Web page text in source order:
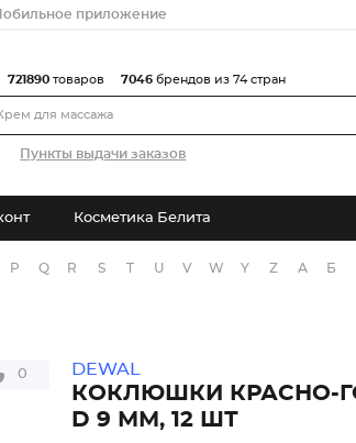
приложение
Пункты выдачи заказов
721890 товаров 7046 брендов из 74 стран
Косметика Белита
P Q R S T U V W Y Z А Б
0 DEWAL
КОКЛЮШКИ КРАСНО-
D 9 ММ, 12 ШТ